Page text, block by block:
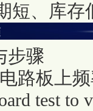
短、库存
步骤
路板上
test to